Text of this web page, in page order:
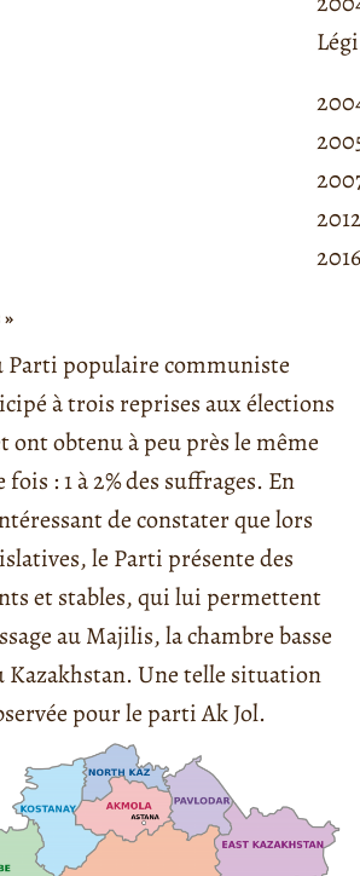
Parti populaire communiste
à trois reprises aux élections
ont obtenu à peu près le même
: 1 à 2% des suffrages. En
de constater que lors
le Parti présente des
et stables, qui lui permettent
au Majilis, la chambre basse
Kazakhstan. Une telle situation
pour le parti Ak Jol.